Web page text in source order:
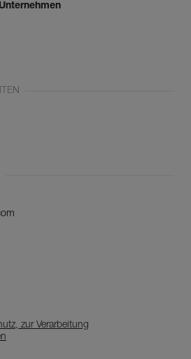
zur Verarbeitung